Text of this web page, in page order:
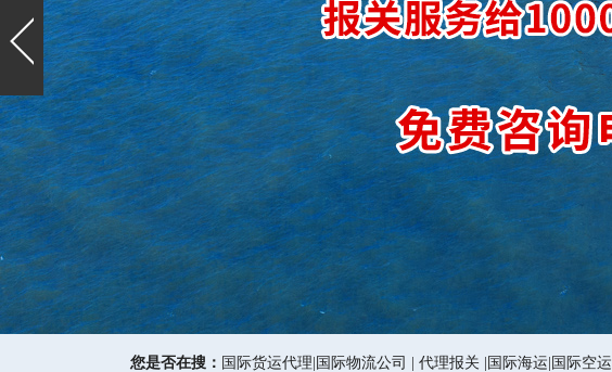
您是否在搜： 国际货运代理 国际物流公司 代理报关| 国际海运 国际空运